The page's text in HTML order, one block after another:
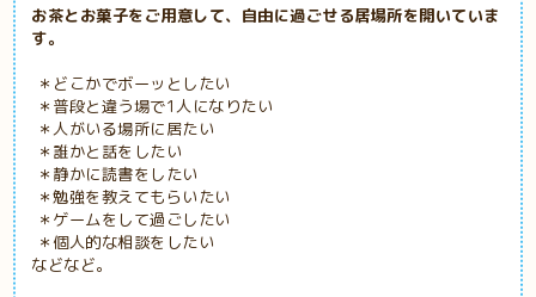
お茶とお菓子をご用意して、自由に過ごせる居場所を開いていま
す。
＊どこかでボーッとしたい
＊普段と違う場で1人になりたい
＊人がいる場所に居たい
＊誰かと話をしたい
＊静かに読書をしたい
＊勉強を教えてもらいたい
＊ゲームをして過ごしたい
＊個人的な相談をしたい
などなど。